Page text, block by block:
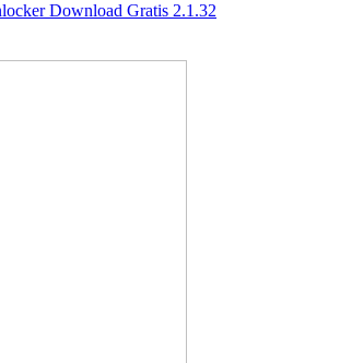
Download Gratis 2.1.32